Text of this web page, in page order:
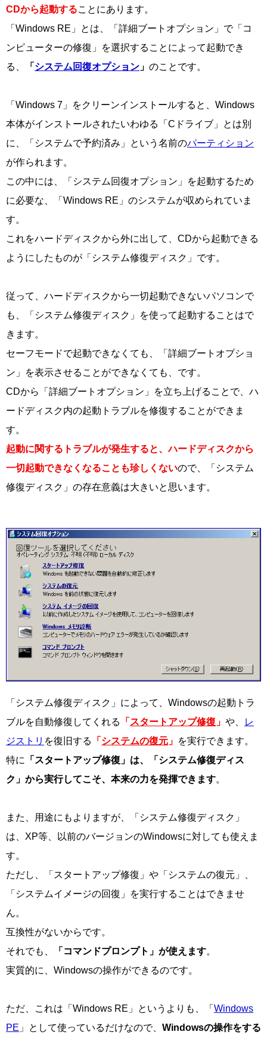
CDから起動することにあります。
「Windows RE」とは、「詳細ブートオプション」で「コ
ンピューターの修復」を選択することによって起動でき
る、
「 システム回復オプション 」 のことです。
「Windows 7」をクリーンインストールすると、Windows
本体がインストールされたいわゆる「Cドライブ」とは別
に、「システムで予約済み」という名前のパーティション
が作られます。
この中には、「システム回復オプション」を起動するため
に必要な、「Windows RE」のシステムが収められていま
す。
これをハードディスクから外に出して、CDから起動できる
ようにしたものが「システム修復ディスク」です。
従って、ハードディスクから一切起動できないパソコンで
も、「システム修復ディスク」を使って起動することはで
きます。
セーフモードで起動できなくても、「詳細ブートオプショ
ン」を表示させることができなくても、です。
CDから「詳細ブートオプション」を立ち上げることで、ハ
ードディスク内の起動トラブルを修復することができま
す。
起動に関するトラブルが発生すると、ハードディスクから
一切起動できなくなることも珍しくないので、「システム
修復ディスク」の存在意義は大きいと思います。
「システム修復ディスク」によって、Windowsの起動トラ
ブルを自動修復してくれる
「 スタートアップ修復 」 や、
レ
ジストリ を復旧する 「 システムの復元 」 を実行できます。
特に
「スタートアップ修復」は、「システム修復ディス
ク」から実行してこそ、本来の力を発揮できます。
また、用途にもよりますが、「システム修復ディスク」
は、XP等、以前のバージョンのWindowsに対しても使えま
す。
ただし、「スタートアップ修復」や「システムの復元」、
「システムイメージの回復」を実行することはできませ
ん。
互換性がないからです。
それでも、
「コマンドプロンプト」が使えます。
実質的に、Windowsの操作ができるのです。
ただ、これは「Windows RE」というよりも、「 Windows
PE 」として使っているだけなので、 Windowsの操作をする